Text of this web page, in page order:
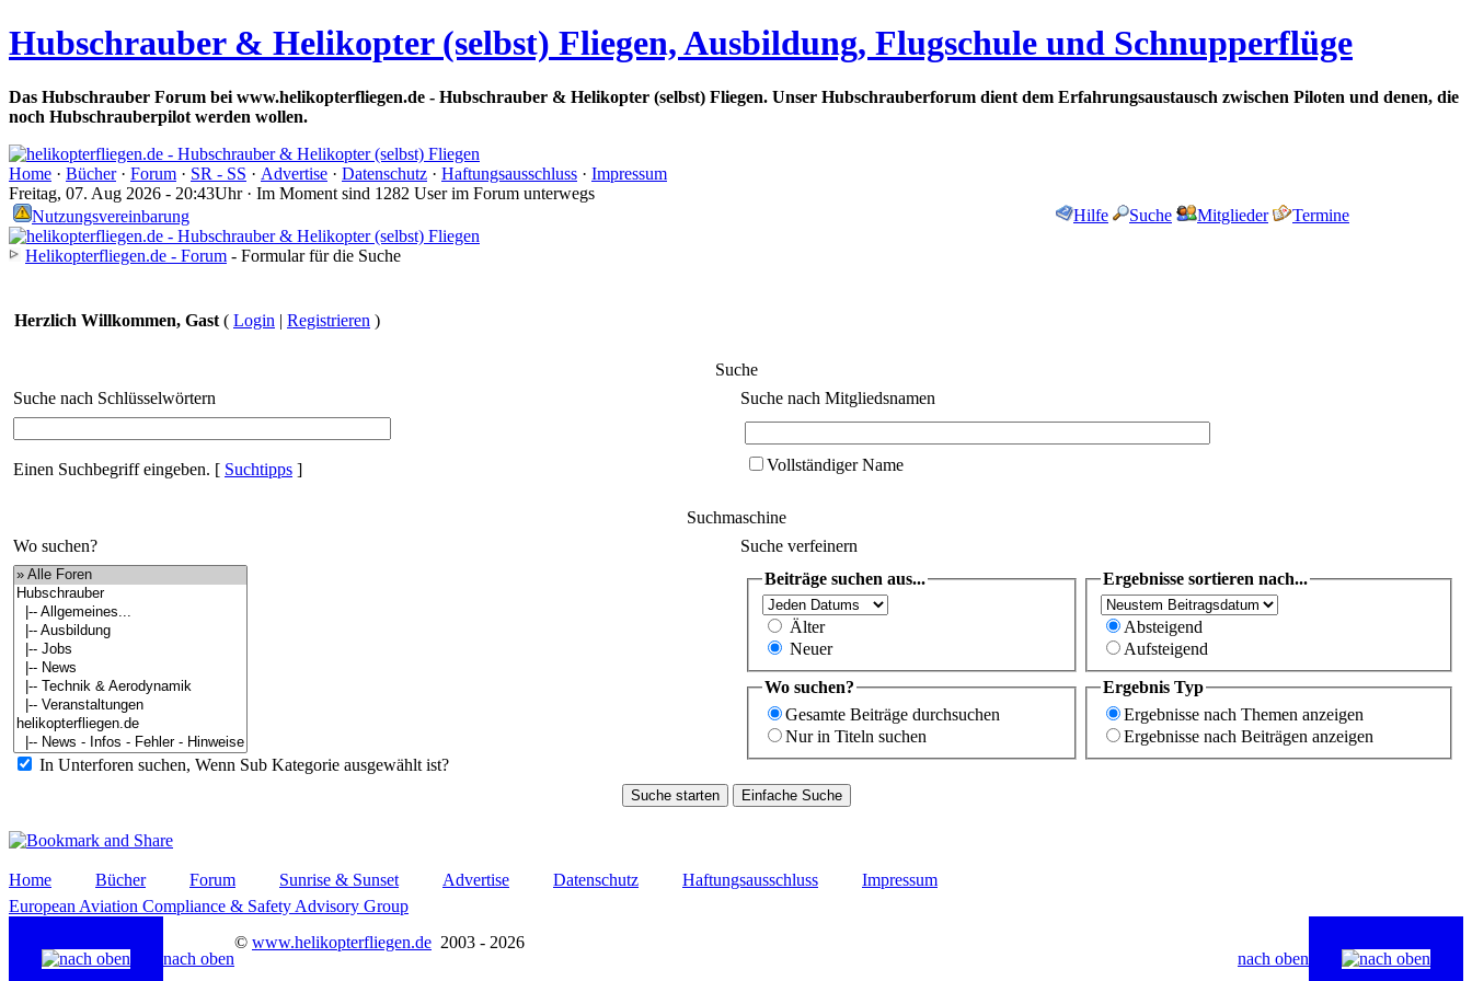
Hubschrauber & Helikopter (selbst) Fliegen, Ausbildung, Flugschule und Schnupperflüge
Das Hubschrauber Forum bei www.helikopterfliegen.de - Hubschrauber & Helikopter (selbst) Fliegen. Unser Hubschrauberforum dient dem Erfahrungsaustausch zwischen Piloten und denen, die
noch Hubschrauberpilot werden wollen.
Home · Bücher· Forum · SR - SS · Advertise · Datenschutz · Haftungsausschluss · Impressum
Freitag, 07. Aug 2026 - 20:43Uhr · Im Moment sind 1282 User im Forum unterwegs
Nutzungsvereinbarung
Hilfe Suche Mitglieder Termine
Helikopterfliegen.de - Forum - Formular für die Suche
Herzlich Willkommen, Gast ( Login | Registrieren )
Suche
Suche nach Schlüsselwörtern
Suche nach Mitgliedsnamen
Einen Suchbegriff eingeben. [ Suchtipps ] Vollständiger Name
Suchmaschine
Wo suchen?
Suche verfeinern
In Unterforen suchen, Wenn Sub Kategorie ausgewählt ist?
Beiträge suchen aus...
Älter
Neuer
Ergebnisse sortieren nach...
Absteigend
Aufsteigend
Wo suchen?
Gesamte Beiträge durchsuchen
Nur in Titeln suchen
Ergebnis Typ
Ergebnisse nach Themen anzeigen
Ergebnisse nach Beiträgen anzeigen
Home Bücher Forum Sunrise & Sunset Advertise Datenschutz Haftungsausschluss
Impressum
European Aviation Compliance & Safety Advisory Group
nach oben nach oben
© www.helikopterfliegen.de 2003 - 2026